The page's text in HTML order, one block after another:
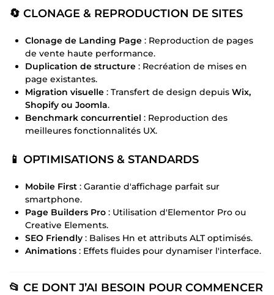
🔄 CLONAGE & REPRODUCTION DE SITES
Clonage de Landing Page : Reproduction de pages
de vente haute performance.
Duplication de structure : Recréation de mises en
page existantes.
Migration visuelle : Transfert de design depuis Wix,
Shopify ou Joomla.
Benchmark concurrentiel : Reproduction des
meilleures fonctionnalités UX.
📱 OPTIMISATIONS & STANDARDS
Mobile First : Garantie d'affichage parfait sur
smartphone.
Page Builders Pro : Utilisation d'Elementor Pro ou
Creative Elements.
SEO Friendly : Balises Hn et attributs ALT optimisés.
Animations : Effets fluides pour dynamiser l'interface.
📂 CE DONT J’AI BESOIN POUR COMMENCER